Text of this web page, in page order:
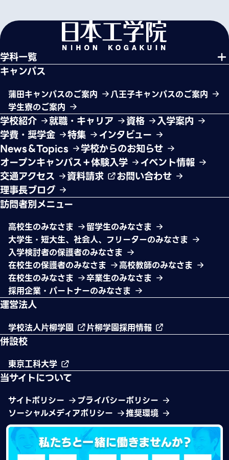
学科一覧
キャンパス
蒲田キャンパスのご案内
八王子キャンパスのご案内
学生寮のご案内
学校紹介 就職・キャリア 資格
入学案内
学費・奨学金
特集
インタビュー
News＆Topics
学校からのお知らせ
オープンキャンパス＋体験入学
イベント情報
交通アクセス
資料請求
お問い合わせ
理事長ブログ
訪問者別メニュー
高校生のみなさま
留学生のみなさま
大学生・短大生、社会人、フリーターのみなさま
入学検討者の保護者のみなさま
在校生の保護者のみなさま
高校教師のみなさま
在校生のみなさま
卒業生のみなさま
採用企業・パートナーのみなさま
運営法人
学校法人片柳学園 片柳学園採用情報
併設校
東京工科大学
当サイトについて
サイトポリシー
プライバシーポリシー
ソーシャルメディアポリシー
推奨環境